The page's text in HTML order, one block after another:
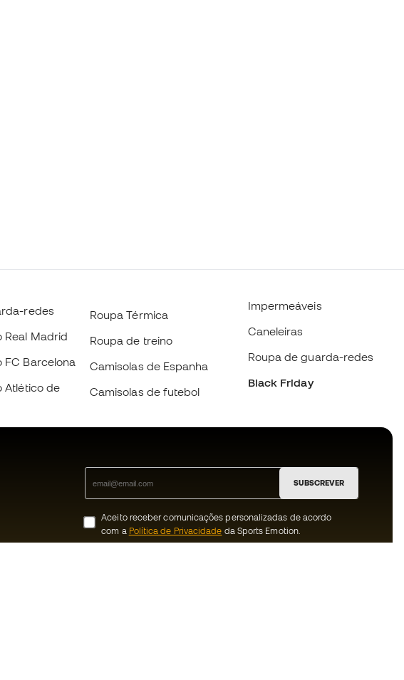
redes
Real Madrid
FC Barcelona
Atlético de
Roupa Térmica
Roupa de treino
Camisolas de Espanha
Camisolas de futebol
Impermeáveis
Caneleiras
Roupa de guarda-redes
Black Friday
SUBSCREVER
Aceito receber comunicações personalizadas de acordo
com a Política de Privacidade da Sports Emotion.